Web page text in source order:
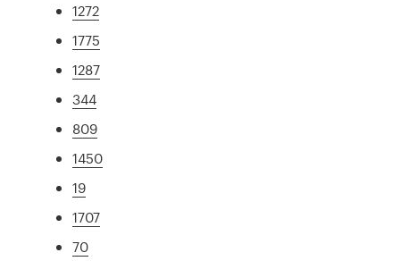
1272
1775
1287
344
809
1450
19
1707
70